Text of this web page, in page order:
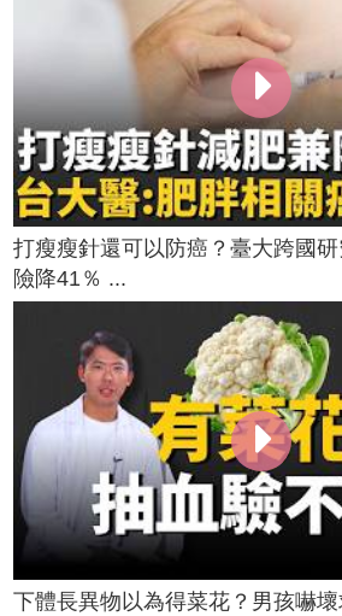
打瘦瘦針還可以防癌？臺大跨國
險降41％ ...
下體長異物以為得菜花？男孩嚇